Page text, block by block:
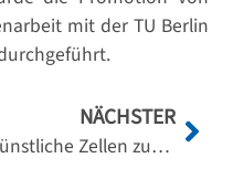
mit der TU Berlin
NÄCHSTER
Künstliche Zellen zum Leben erwecken